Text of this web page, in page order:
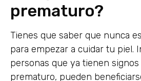
prematuro?
Tienes que saber que nunca
para empezar a cuidar tu piel.
personas que ya tienen
prematuro, pueden